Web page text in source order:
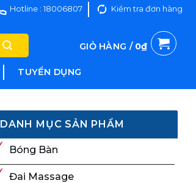
Hotline : 18006807 Kiểm tra đơn hàng
TUYỂN DỤNG
GIỎ HÀNG / 0₫
DANH MỤC SẢN PHẨM
Bóng Bàn
Đai Massage